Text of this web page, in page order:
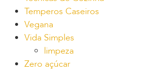
Temperos Caseiros
Vegana
Vida Simples
limpeza
Zero açúcar